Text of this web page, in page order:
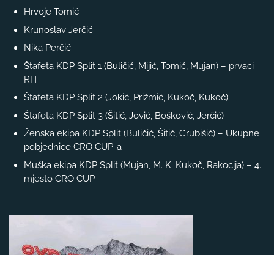
Hrvoje Tomić
Krunoslav Jerčić
Nika Perčić
Štafeta KDP Split 1 (Buličić, Mijić, Tomić, Mujan) – prvaci
RH
Štafeta KDP Split 2 (Jokić, Prižmić, Kukoč, Kukoč)
Štafeta KDP Split 3 (Šitić, Jović, Bošković, Jerčić)
Ženska ekipa KDP Split (Buličić, Šitić, Grubišić) – Ukupne
pobjednice CRO CUP-a
Muška ekipa KDP Split (Mujan, M. K. Kukoč, Rakocija) – 4.
mjesto CRO CUP